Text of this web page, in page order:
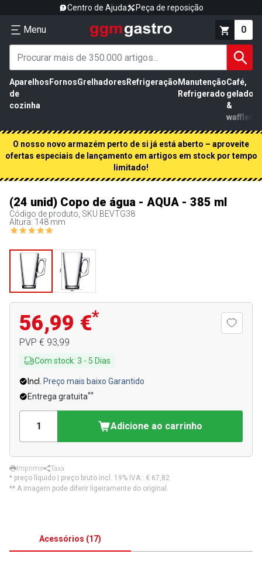
Centro de Ajuda Peça de reposição
Menu 0
Aparelhos
de
cozinha
FornosGrelhadores Refrigeração Manutenção
Refrigerado
Café,
gelados
&
waffles
O nosso novo armazém perto de si já está aberto – aproveite
ofertas especiais de lançamento em artigos em stock por tempo
limitado!
(24 unid) Copo de água - AQUA - 385 ml
Código de produto, SKU BEVTG38
Altura: 148 mm
56,99 €*
PVP € 93,99
Com stock: 3 - 5 Dias
Incl.
Preço mais baixo Garantido
Entrega gratuita**
Adicione ao carrinho
Imprimir
Taxa
* preço líquido | preço bruto incl. 19% IVA.: € 67,82
** A imagem pode diferir ligeiramente do original.
Acessórios (17)